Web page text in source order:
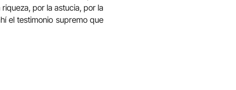
por la astucia, por la
el testimonio supremo que